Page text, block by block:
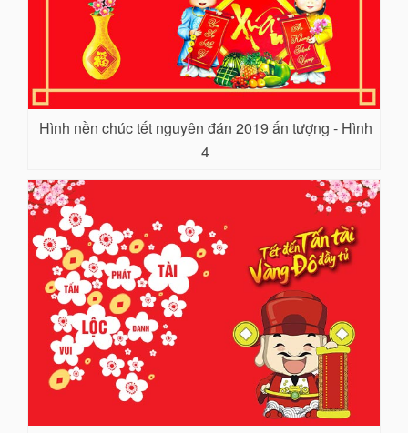
Hình nền chúc tết nguyên đán 2019 ấn tượng - Hình
4